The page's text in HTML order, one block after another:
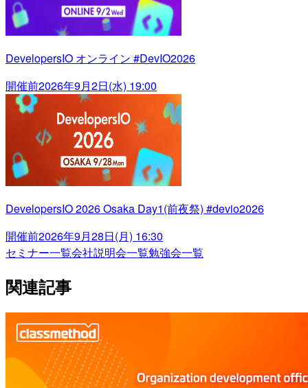
DevelopersIO オンライン #DevIO2026
開催前2026年9月2日(水) 19:00
DevelopersIO 2026 Osaka Day1(前夜祭) #devio2026
開催前2026年9月28日(月) 16:30
セミナー一覧会社説明会一覧勉強会一覧
関連記事